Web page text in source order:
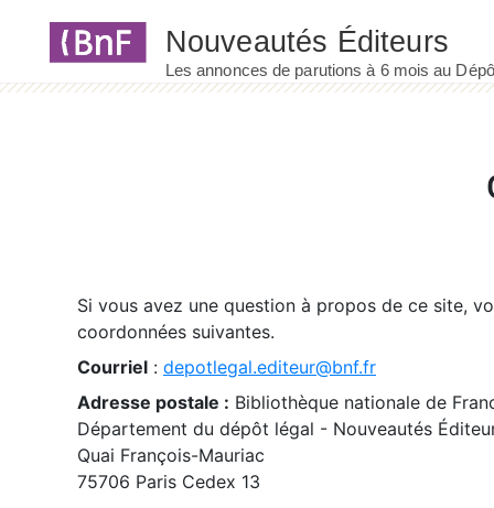
Si vous avez une question à propos de ce site,
coordonnées suivantes.
Courriel : depotlegal.editeur@bnf.fr
Adresse postale : Bibliothèque nationale de
Département du dépôt légal - Nouveautés
Quai François-Mauriac
75706 Paris Cedex 13